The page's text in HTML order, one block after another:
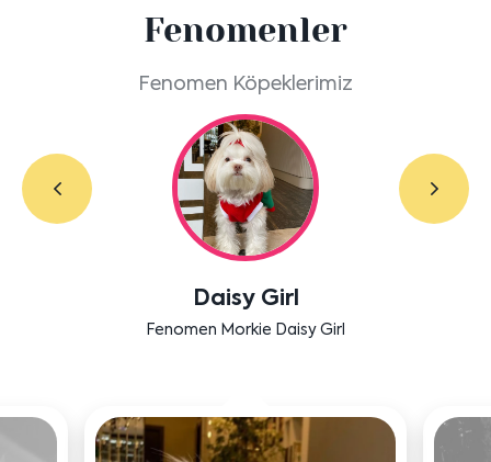
Fenomenler
Fenomen Köpeklerimiz
Labradoodle Bruno
Bensu Soral'ın dostu Bruno